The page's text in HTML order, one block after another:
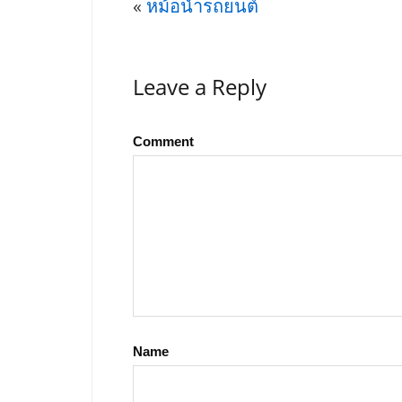
« หม้อน้ำรถยนต์
Leave a Reply
Comment
Name